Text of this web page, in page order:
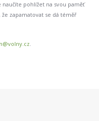
pohlížet na svou paměť
zapamatovat se dá téměř